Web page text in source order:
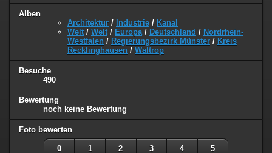
Alben
Architektur / Industrie / Kanal
Welt / Welt / Europa / Deutschland / Nordrhein-
Westfalen / Regierungsbezirk Münster / Kreis
Recklinghausen / Waltrop
Besuche
490
Bewertung
noch keine Bewertung
Foto bewerten
0 1 2 3 4 5